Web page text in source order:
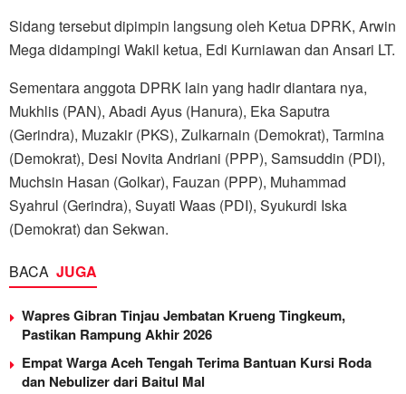
Sidang tersebut dipimpin langsung oleh Ketua DPRK, Arwin
Mega didampingi Wakil ketua, Edi Kurniawan dan Ansari LT.
Sementara anggota DPRK lain yang hadir diantara nya,
Mukhlis (PAN), Abadi Ayus (Hanura), Eka Saputra
(Gerindra), Muzakir (PKS), Zulkarnain (Demokrat), Tarmina
(Demokrat), Desi Novita Andriani (PPP), Samsuddin (PDI),
Muchsin Hasan (Golkar), Fauzan (PPP), Muhammad
Syahrul (Gerindra), Suyati Waas (PDI), Syukurdi Iska
(Demokrat) dan Sekwan.
BACA JUGA
Wapres Gibran Tinjau Jembatan Krueng Tingkeum,
Pastikan Rampung Akhir 2026
Empat Warga Aceh Tengah Terima Bantuan Kursi Roda
dan Nebulizer dari Baitul Mal